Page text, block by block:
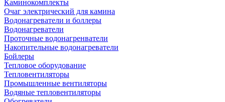
Каминокомплекты
Очаг электрический для камина
Водонагреватели и боллеры
Водонагреватели
Проточные водонагренватели
Накопительные водонагреватели
Бойлеры
Тепловое оборудование
Тепловентиляторы
Промышленные вентиляторы
Водяные тепловентиляторы